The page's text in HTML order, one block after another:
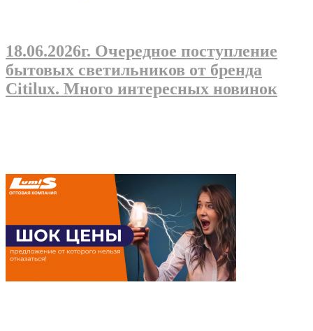
18.06.2026г. Очередное поступление
бытовых светильников от бренда
Citilux. Много интересных новинок